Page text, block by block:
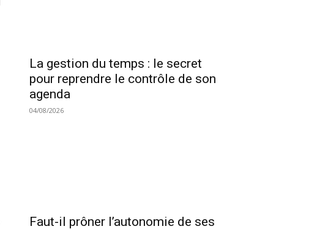
La gestion du temps : le secret
pour reprendre le contrôle de son
agenda
04/08/2026
Faut-il prôner l’autonomie de ses